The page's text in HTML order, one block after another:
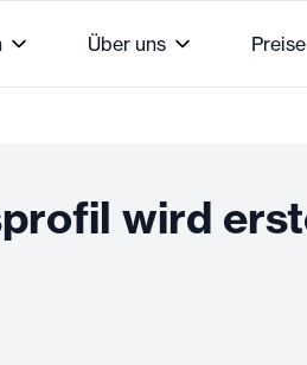
Über uns Preise
wird